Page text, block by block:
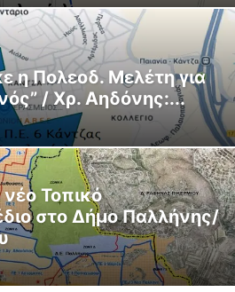
η Πολεοδ. Μελέτη για
/ Χρ. Αηδόνης:...
νέο Τοπικό
στο Δήμο Παλλήνης/